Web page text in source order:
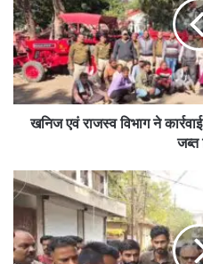
विभाग
ने
कार्रवाई
कर
16
ट्रेक्टर
के
जब्त
किए
खनिज एवं राजस्व विभाग ने
जब्त
शेख
क्लब
पर
स्मार्ट